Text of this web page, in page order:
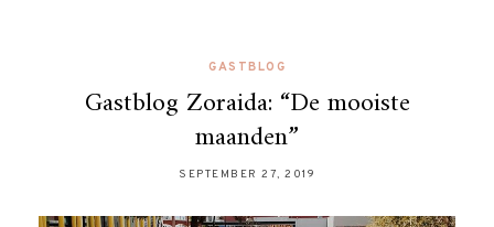
GASTBLOG
Gastblog Zoraida: “De mooiste
maanden”
SEPTEMBER 27, 2019